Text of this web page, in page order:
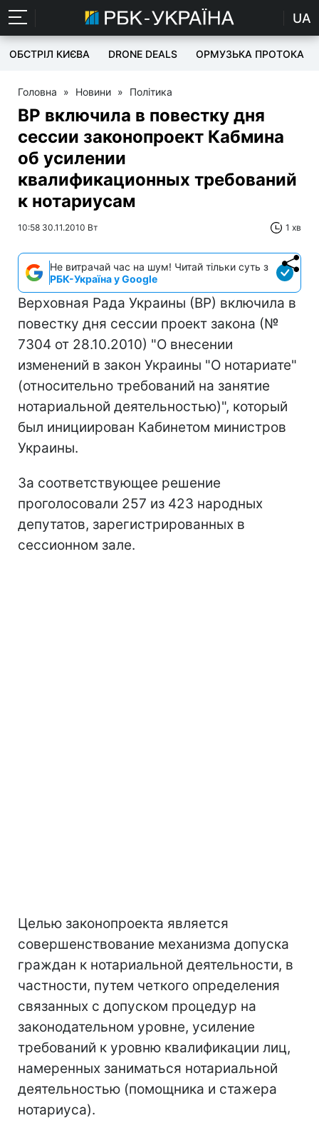
UA
ОБСТРІЛ КИЄВА DRONE DEALS ОРМУЗЬКА ПРОТОКА
Головна » Новини » Політика
ВР включила в повестку дня
сессии законопроект Кабмина
об усилении
квалификационных требований
к нотариусам
10:58 30.11.2010 Вт 1 хв
Не витрачай час на шум! Читай тільки суть з
РБК-Україна у Google
Верховная Рада Украины (ВР) включила в
повестку дня сессии проект закона (№
7304 от 28.10.2010) "О внесении
изменений в закон Украины "О нотариате"
(относительно требований на занятие
нотариальной деятельностью)", который
был инициирован Кабинетом министров
Украины.
За соответствующее решение
проголосовали 257 из 423 народных
депутатов, зарегистрированных в
сессионном зале.
Целью законопроекта является
совершенствование механизма допуска
граждан к нотариальной деятельности, в
частности, путем четкого определения
связанных с допуском процедур на
законодательном уровне, усиление
требований к уровню квалификации лиц,
намеренных заниматься нотариальной
деятельностью (помощника и стажера
нотариуса).